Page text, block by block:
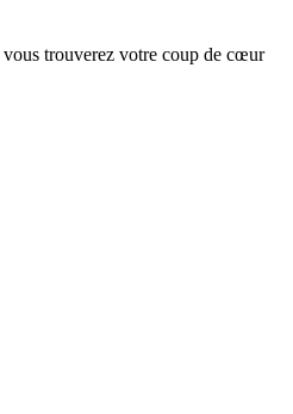
trouverez votre coup de cœur